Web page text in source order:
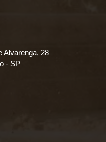
Alvarenga, 28
- SP